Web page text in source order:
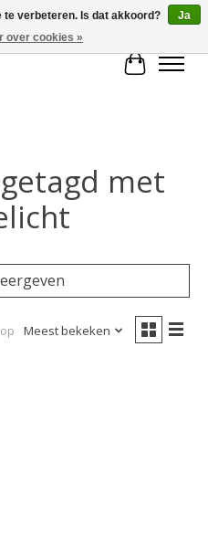
met
Meest bekeken
te verbeteren. Is dat akkoord?
Ja
over cookies »